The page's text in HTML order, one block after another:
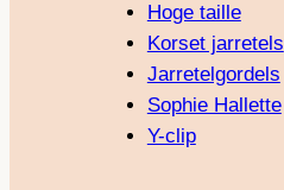
Hoge taille
Korset jarretels
Jarretelgordels
Sophie Hallette
Y-clip